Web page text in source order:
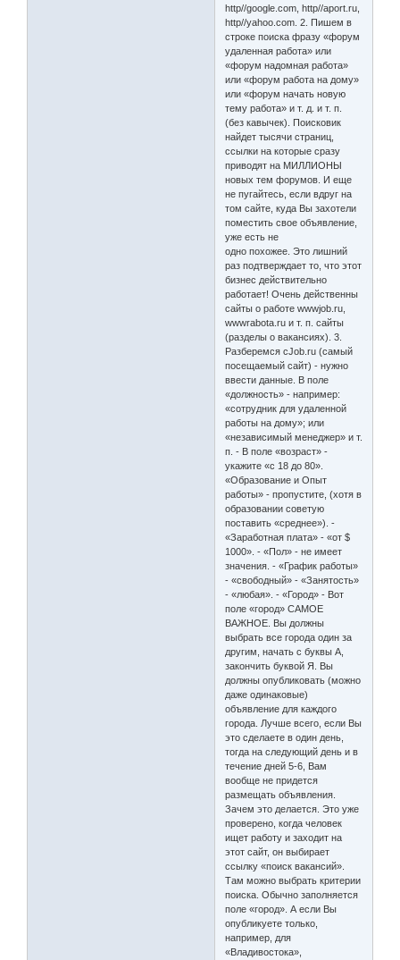
http//google.com, http//aport.ru,
http//yahoo.com. 2. Пишем в
строке поиска фразу «форум
удаленная работа» или
«форум надомная работа»
или «форум работа на дому»
или «форум начать новую
тему работа» и т. д. и т. п.
(без кавычек). Поисковик
найдет тысячи страниц,
ссылки на которые сразу
приводят на МИЛЛИОНЫ
новых тем форумов. И еще
не пугайтесь, если вдруг на
том сайте, куда Вы захотели
поместить свое объявление,
уже есть не
одно похожее. Это лишний
раз подтверждает то, что этот
бизнес действительно
работает! Очень действенны
сайты о работе wwwjob.ru,
wwwrabota.ru и т. п. сайты
(разделы о вакансиях). 3.
Разберемся сJob.ru (самый
посещаемый сайт) - нужно
ввести данные. В поле
«должность» - например:
«сотрудник для удаленной
работы на дому»; или
«независимый менеджер» и т.
п. - В поле «возраст» -
укажите «с 18 до 80».
«Образование и Опыт
работы» - пропустите, (хотя в
образовании советую
поставить «среднее»). -
«Заработная плата» - «от $
1000». - «Пол» - не имеет
значения. - «График работы»
- «свободный» - «Занятость»
- «любая». - «Город» - Вот
поле «город» САМОЕ
ВАЖНОЕ. Вы должны
выбрать все города один за
другим, начать с буквы А,
закончить буквой Я. Вы
должны опубликовать (можно
даже одинаковые)
объявление для каждого
города. Лучше всего, если Вы
это сделаете в один день,
тогда на следующий день и в
течение дней 5-6, Вам
вообще не придется
размещать объявления.
Зачем это делается. Это уже
проверено, когда человек
ищет работу и заходит на
этот сайт, он выбирает
ссылку «поиск вакансий».
Там можно выбрать критерии
поиска. Обычно заполняется
поле «город». А если Вы
опубликуете только,
например, для
«Владивостока»,